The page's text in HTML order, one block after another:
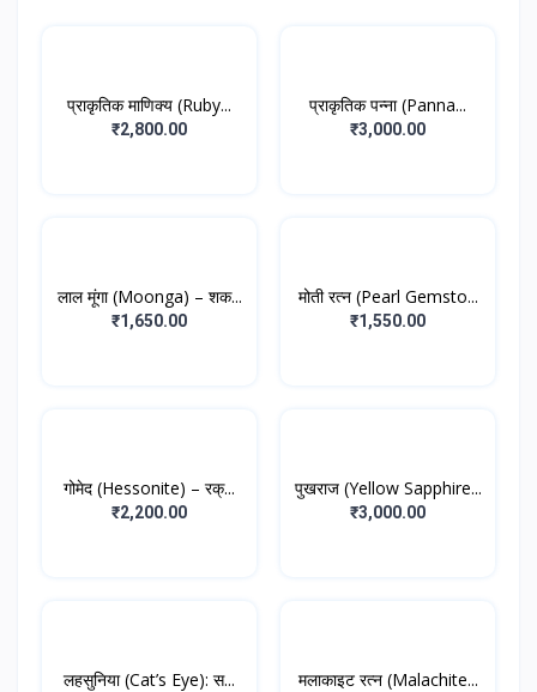
प्राकृतिक माणिक्य (Ruby...
₹2,800.00
प्राकृतिक पन्ना (Panna...
₹3,000.00
लाल मूंगा (Moonga) – शक...
₹1,650.00
मोती रत्न (Pearl Gemsto...
₹1,550.00
गोमेद (Hessonite) – रक्...
₹2,200.00
पुखराज (Yellow Sapphire...
₹3,000.00
लहसुनिया (Cat’s Eye): स... मलाकाइट रत्न (Malachite...